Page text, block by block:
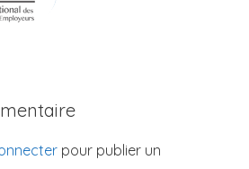
pour publier un